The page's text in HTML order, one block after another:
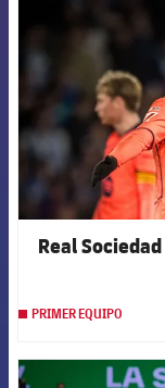
Real
PRIMER EQUIPO